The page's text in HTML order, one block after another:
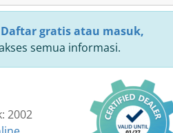
Daftar gratis atau masuk,
semua informasi.
2002